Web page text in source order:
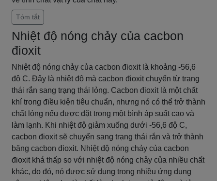
Tóm tắt
Nhiệt độ nóng chảy của cacbon
đioxit
Nhiệt độ nóng chảy của cacbon đioxit là khoảng -56,6
độ C. Đây là nhiệt độ mà cacbon đioxit chuyển từ trạng
thái rắn sang trạng thái lỏng. Cacbon đioxit là một chất
khí trong điều kiện tiêu chuẩn, nhưng nó có thể trở thành
chất lỏng nếu được đặt trong một bình áp suất cao và
làm lạnh. Khi nhiệt độ giảm xuống dưới -56,6 độ C,
cacbon đioxit sẽ chuyển sang trạng thái rắn và trở thành
băng cacbon đioxit. Nhiệt độ nóng chảy của cacbon
đioxit khá thấp so với nhiệt độ nóng chảy của nhiều chất
khác, do đó, nó được sử dụng trong nhiều ứng dụng